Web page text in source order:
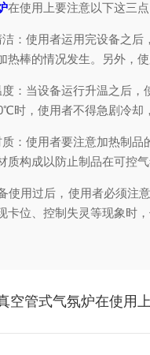
在使用上要注意以下这三点
使用者运用完设备之后
热棒的情况发生。另外，
当设备运行升温之后，
时，使用者不得急剧冷却
使用者要注意加热制品
质构成以防止制品在可控
用过后，使用者必须注意
卡位、控制失灵等现象时
空管式气氛炉在使用